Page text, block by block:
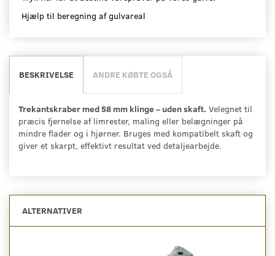
Hjælp til beregning af gulvareal
BESKRIVELSE ANDRE KØBTE OGSÅ
Trekantskraber med 58 mm klinge – uden skaft. Velegnet til
præcis fjernelse af limrester, maling eller belægninger på
mindre flader og i hjørner. Bruges med kompatibelt skaft og
giver et skarpt, effektivt resultat ved detaljearbejde.
ALTERNATIVER